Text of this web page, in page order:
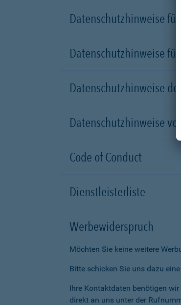
Datenschutzhinweise
Datenschutzhinweise
Datenschutzhinweise
Datenschutzhinweise
Code of Conduct
Dienstleisterliste
Werbewiderspruch
Möchten Sie keine weitere
Bitte schicken Sie uns dazu
Ihre Kontaktdaten benötigen
direkt an uns unter der